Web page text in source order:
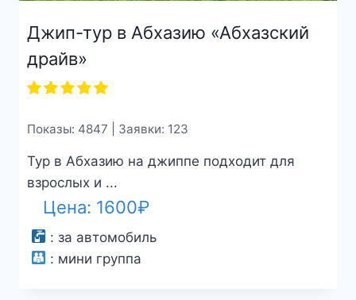
Джип-тур в Абхазию «Абхазский
драйв»
Показы: 4847 | Заявки: 123
Тур в Абхазию на джиппе подходит для
взрослых и ...
Цена: 1600₽
: за автомобиль
: мини группа